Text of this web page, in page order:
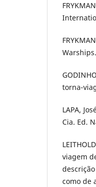
torna-
LAPA,
Cia. Ed.
viagem
como de